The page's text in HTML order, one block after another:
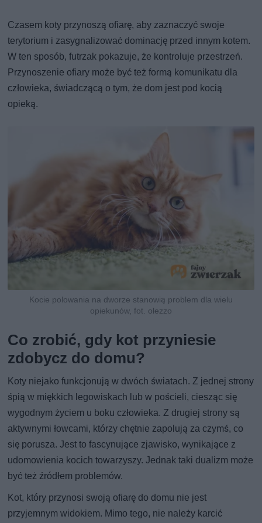
Czasem koty przynoszą ofiarę, aby zaznaczyć swoje
terytorium i zasygnalizować dominację przed innym kotem.
W ten sposób, futrzak pokazuje, że kontroluje przestrzeń.
Przynoszenie ofiary może być też formą komunikatu dla
człowieka, świadczącą o tym, że dom jest pod kocią
opieką.
Kocie polowania na dworze stanowią problem dla wielu
opiekunów, fot. olezzo
Co zrobić, gdy kot przyniesie
zdobycz do domu?
Koty niejako funkcjonują w dwóch światach. Z jednej strony
śpią w miękkich legowiskach lub w pościeli, ciesząc się
wygodnym życiem u boku człowieka. Z drugiej strony są
aktywnymi łowcami, którzy chętnie zapolują za czymś, co
się porusza. Jest to fascynujące zjawisko, wynikające z
udomowienia kocich towarzyszy. Jednak taki dualizm może
być też źródłem problemów.
Kot, który przynosi swoją ofiarę do domu nie jest
przyjemnym widokiem. Mimo tego, nie należy karcić